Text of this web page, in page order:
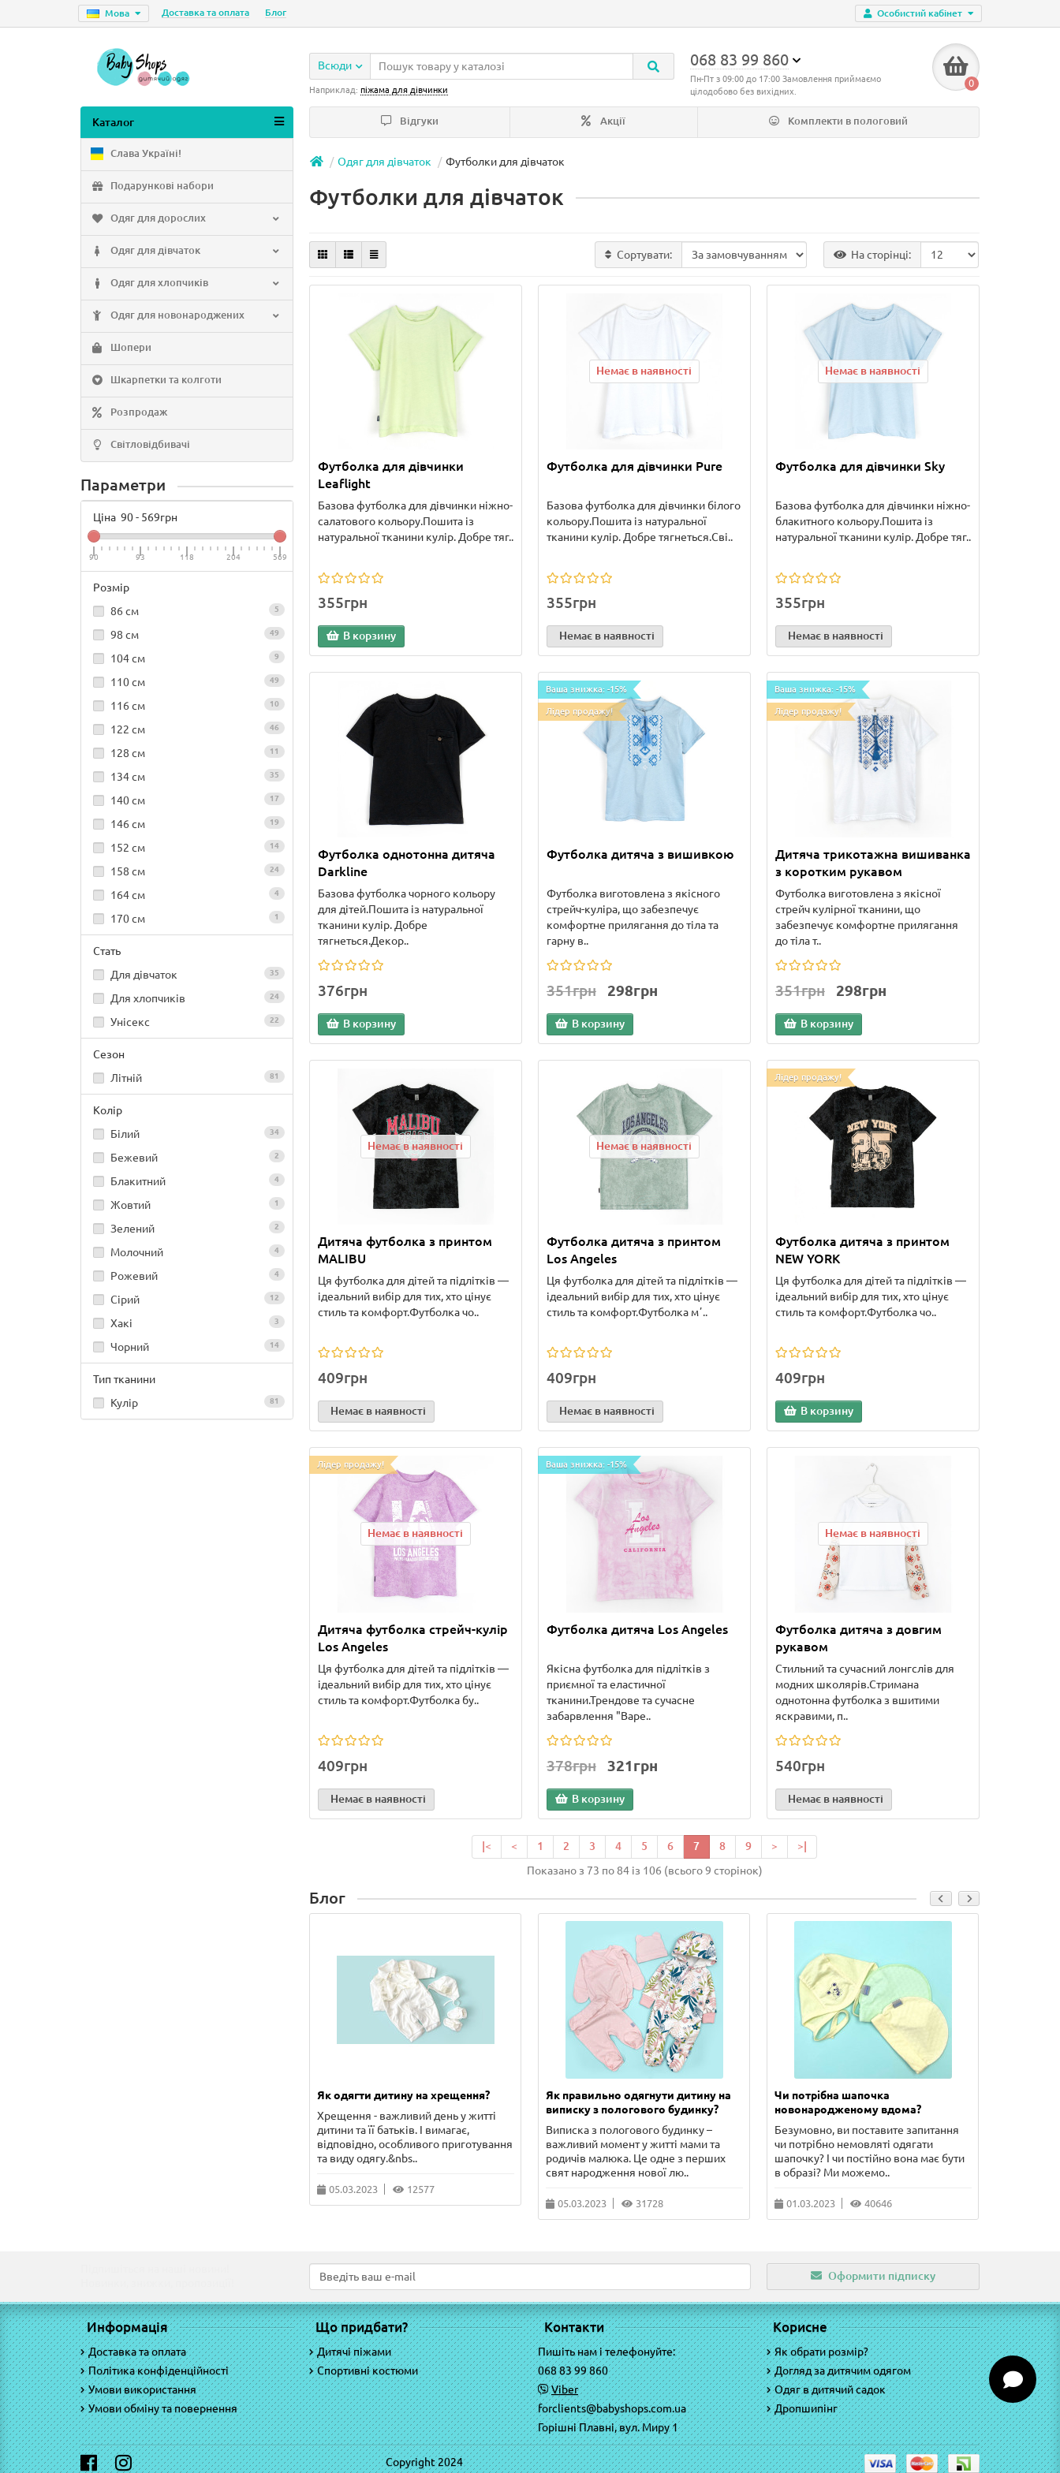
Особистий кабінет
Мова Доставка та оплата Блог
068 83 99 860
Пн-Пт з 09:00 до 17:00 Замовлення приймаємо
цілодобово без вихідних.
0
Всюди
Наприклад: піжама для дівчинки
Відгуки Акції Комплекти в пологовий
Каталог
Слава Україні!
Подарункові набори
Одяг для дорослих
Одяг для дівчаток
Одяг для хлопчиків
Одяг для новонароджених
Шопери
Шкарпетки та колготи
Розпродаж
Світловідбивачі
Одяг для дівчаток Футболки для дівчаток
Параметри
Ціна 90- 569грн
90 93 118 204 569
Розмір
86 см
5
98 см 49
104 см 9
110 см 49
116 см 10
122 см 46
128 см 11
134 см 35
140 см 17
146 см 19
152 см 14
158 см 24
164 см 4
170 см 1
Стать
Для дівчаток
35
Для хлопчиків 24
Унісекс 22
Сезон
Літній
81
Колір
Білий
34
Бежевий 2
Блакитний 4
Жовтий 1
Зелений 2
Молочний 4
Рожевий 4
Сірий 12
Хакі 3
Чорний 14
Тип тканини
Кулір
81
Футболки для дівчаток
Сортувати: На сторінці:
Футболка для дівчинки
Leaflight
Базова футболка для дівчинки ніжно-
салатового кольору.Пошита із
натуральної тканини кулір. Добре тяг..
355грн
В корзину
Немає в наявності
Футболка для дівчинки Pure
Базова футболка для дівчинки білого
кольору.Пошита із натуральної
тканини кулір. Добре тягнеться.Сві..
355грн
Немає в наявності
Немає в наявності
Футболка для дівчинки Sky
Базова футболка для дівчинки ніжно-
блакитного кольору.Пошита із
натуральної тканини кулір. Добре тяг..
355грн
Немає в наявності
Футболка однотонна дитяча
Darkline
Базова футболка чорного кольору
для дітей.Пошита із натуральної
тканини кулір. Добре
тягнеться.Декор..
376грн
В корзину
Ваша знижка: -15%
Лідер продажу!
Футболка дитяча з вишивкою
Футболка виготовлена з якісного
стрейч-куліра, що забезпечує
комфортне прилягання до тіла та
гарну в..
351грн 298грн
В корзину
Ваша знижка: -15%
Лідер продажу!
Дитяча трикотажна вишиванка
з коротким рукавом
Футболка виготовлена з якісної
стрейч кулірної тканини, що
забезпечує комфортне прилягання
до тіла т..
351грн 298грн
В корзину
Немає в наявності
Дитяча футболка з принтом
MALIBU
Ця футболка для дітей та підлітків —
ідеальний вибір для тих, хто цінує
стиль та комфорт.Футболка чо..
409грн
Немає в наявності
Немає в наявності
Футболка дитяча з принтом
Los Angeles
Ця футболка для дітей та підлітків —
ідеальний вибір для тих, хто цінує
стиль та комфорт.Футболка мʼ..
409грн
Немає в наявності
Лідер продажу!
Футболка дитяча з принтом
NEW YORK
Ця футболка для дітей та підлітків —
ідеальний вибір для тих, хто цінує
стиль та комфорт.Футболка чо..
409грн
В корзину
Лідер продажу!
Немає в наявності
Дитяча футболка стрейч-кулір
Los Angeles
Ця футболка для дітей та підлітків —
ідеальний вибір для тих, хто цінує
стиль та комфорт.Футболка бу..
409грн
Немає в наявності
Ваша знижка: -15%
Футболка дитяча Los Angeles
Якісна футболка для підлітків з
приємної та еластичної
тканини.Трендове та сучасне
забарвлення "Варе..
378грн 321грн
В корзину
Немає в наявності
Футболка дитяча з довгим
рукавом
Стильний та сучасний лонгслів для
модних школярів.Стримана
однотонна футболка з вшитими
яскравими, п..
540грн
Немає в наявності
|< < 1 2 3 4 5 6 7 8 9 >
>|
Показано з 73 по 84 із 106 (всього 9 сторінок)
Блог
Як одягти дитину на хрещення?
Хрещення - важливий день у житті
дитини та її батьків. І вимагає,
відповідно, особливого приготування
та виду одягу.&nbs..
05.03.2023 12577
Як правильно одягнути дитину на
виписку з пологового будинку?
Виписка з пологового будинку –
важливий момент у житті мами та
родичів малюка. Це одне з перших
свят народження нової лю..
05.03.2023 31728
Чи потрібна шапочка
новонародженому вдома?
Безумовно, ви поставите запитання
чи потрібно немовляті одягати
шапочку? І чи постійно вона має бути
в образі? Ми можемо..
01.03.2023 40646
Оформити підписку
Информація
Доставка та оплата
Політика конфіденційності
Умови використання
Умови обміну та повернення
Що придбати?
Дитячі піжами
Спортивні костюми
Контакти
Пишіть нам і телефонуйте:
068 83 99 860
Viber
forclients@babyshops.com.ua
Горішні Плавні, вул. Миру 1
Корисне
Як обрати розмір?
Догляд за дитячим одягом
Одяг в дитячий садок
Дропшипінг
Copyright 2024